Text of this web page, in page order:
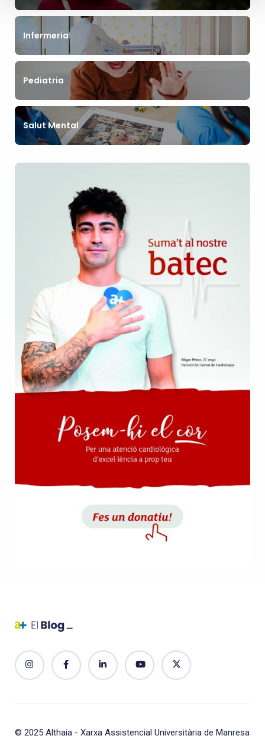
Infermeria
Pediatria
Salut Mental
© 2025 Althaia - Xarxa Assistencial Universitària de Manresa